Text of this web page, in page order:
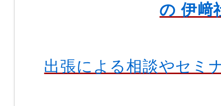
の伊﨑
出張による相談やセミ